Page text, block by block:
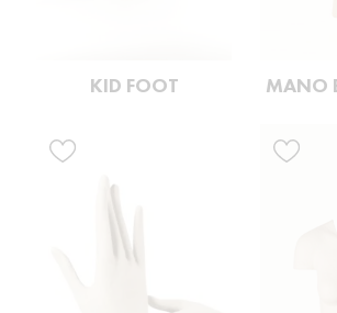
KID FOOT MANO